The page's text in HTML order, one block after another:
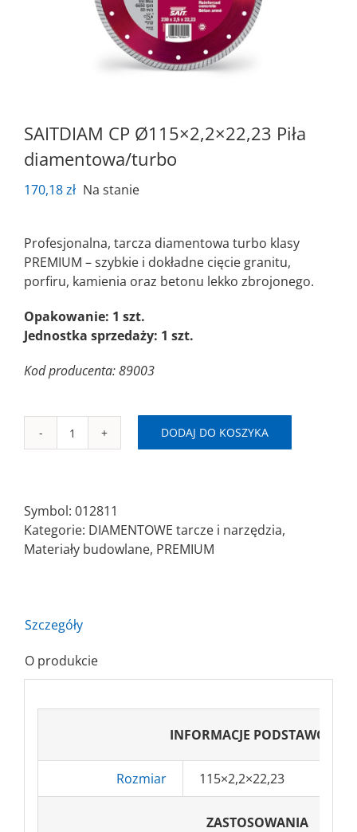
SAITDIAM CP Ø115×2,2×22,23 Piła
diamentowa/turbo
170,18zł Na stanie
Profesjonalna, tarcza diamentowa turbo klasy
PREMIUM – szybkie i dokładne cięcie granitu,
porfiru, kamienia oraz betonu lekko zbrojonego.
Opakowanie: 1 szt.
Jednostka sprzedaży: 1 szt.
Kod producenta: 89003
ilość
Piła
diamentowa/turbo
DODAJ DO KOSZYKA
Symbol: 012811
Kategorie: DIAMENTOWE tarcze i narzędzia,
Materiały budowlane, PREMIUM
Szczegóły
O produkcie
INFORMACJE PODSTAWOWE
Rozmiar 115×2,2×22,23
ZASTOSOWANIA